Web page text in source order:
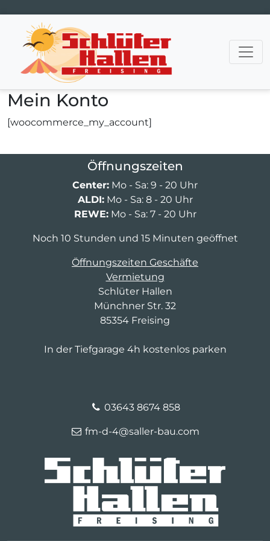
Hauptnavigation
Mein Konto
[woocommerce_my_account]
Öffnungszeiten
Center: Mo - Sa: 9 - 20 Uhr
ALDI:Mo - Sa: 8 - 20 Uhr
REWE:Mo - Sa: 7 - 20 Uhr
Noch 10 Stunden und 15 Minuten geöffnet
Öffnungszeiten Geschäfte
Vermietung
Schlüter Hallen
Münchner Str. 32
85354 Freising
In der Tiefgarage 4h kostenlos parken
03643 8674 858
fm-d-4@saller-bau.com